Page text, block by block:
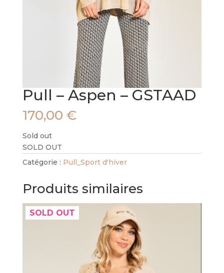
Pull – Aspen – GSTAAD
170,00 €
Sold out
SOLD OUT
Catégorie : Pull_Sport d'hiver
Produits similaires
SOLD OUT